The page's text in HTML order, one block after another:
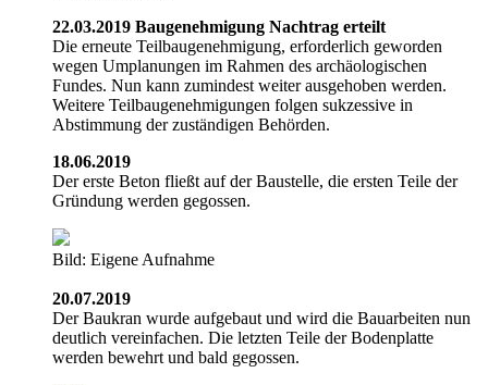
22.03.2019 Baugenehmigung Nachtrag erteilt
Die erneute Teilbaugenehmigung, erforderlich geworden
wegen Umplanungen im Rahmen des archäologischen
Fundes. Nun kann zumindest weiter ausgehoben werden.
Weitere Teilbaugenehmigungen folgen sukzessive in
Abstimmung der zuständigen Behörden.
18.06.2019
Der erste Beton fließt auf der Baustelle, die ersten Teile der
Gründung werden gegossen.
Bild: Eigene Aufnahme
20.07.2019
Der Baukran wurde aufgebaut und wird die Bauarbeiten nun
deutlich vereinfachen. Die letzten Teile der Bodenplatte
werden bewehrt und bald gegossen.